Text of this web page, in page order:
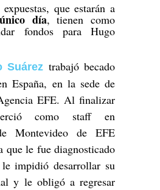
que estarán a
día, tienen como
fondos para Hugo
Suárez trabajó becado
España, en la sede de
EFE. Al finalizar
como staff en
Montevideo de EFE
que le fue diagnosticado
impidió desarrollar su
y le obligó a regresar